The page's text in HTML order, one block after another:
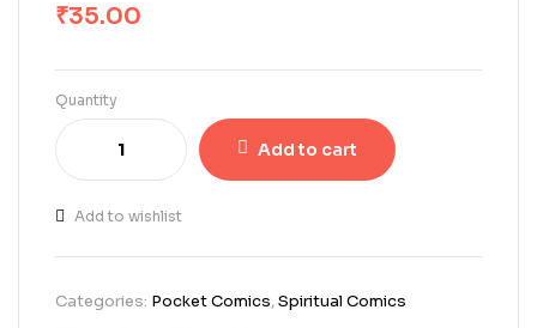
₹35.00
Quantity
Add to cart
Add to wishlist
Categories: Pocket Comics,Spiritual Comics